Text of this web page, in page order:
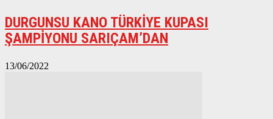
DURGUNSU KANO TÜRKİYE KUPASI
ŞAMPİYONU SARIÇAM’DAN
13/06/2022